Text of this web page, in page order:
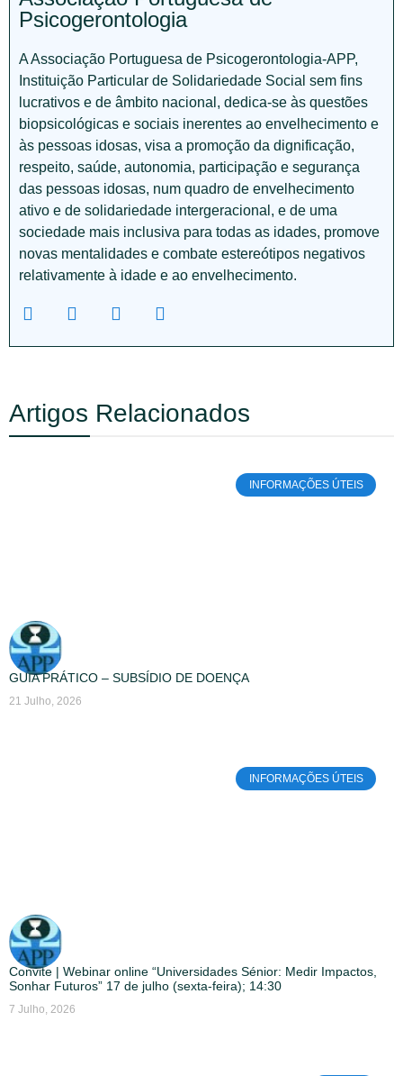
Psicogerontologia
A Associação Portuguesa de Psicogerontologia-APP,
Instituição Particular de Solidariedade Social sem fins
lucrativos e de âmbito nacional, dedica-se às questões
biopsicológicas e sociais inerentes ao envelhecimento e
às pessoas idosas, visa a promoção da dignificação,
respeito, saúde, autonomia, participação e segurança
das pessoas idosas, num quadro de envelhecimento
ativo e de solidariedade intergeracional, e de uma
sociedade mais inclusiva para todas as idades, promove
novas mentalidades e combate estereótipos negativos
relativamente à idade e ao envelhecimento.
Artigos Relacionados
INFORMAÇÕES ÚTEIS
GUIA PRÁTICO – SUBSÍDIO DE DOENÇA
21 Julho, 2026
INFORMAÇÕES ÚTEIS
Convite | Webinar online “Universidades Sénior: Medir Impactos,
Sonhar Futuros” 17 de julho (sexta-feira); 14:30
7 Julho, 2026